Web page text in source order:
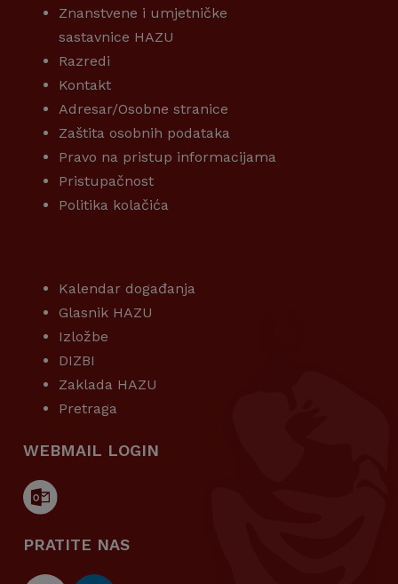
Znanstvene i umjetničke
sastavnice HAZU
Razredi
Kontakt
Adresar/Osobne stranice
Zaštita osobnih podataka
Pravo na pristup informacijama
Pristupačnost
Politika kolačića
Kalendar događanja
Glasnik HAZU
Izložbe
DIZBI
Zaklada HAZU
Pretraga
WEBMAIL LOGIN
PRATITE NAS